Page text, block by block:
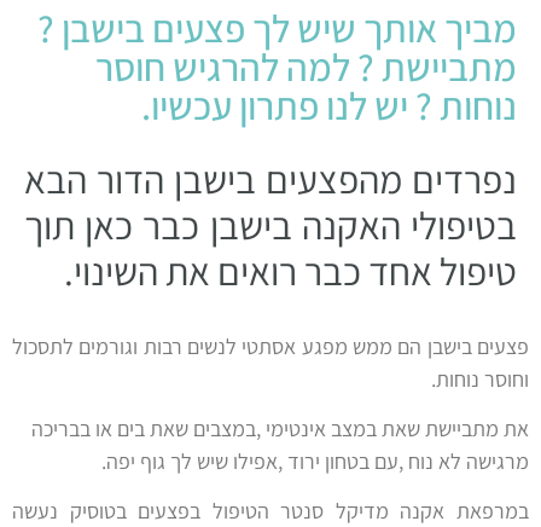
מביך אותך שיש לך פצעים בישבן ?
מתביישת ? למה להרגיש חוסר
נוחות ? יש לנו פתרון עכשיו.
נפרדים מהפצעים בישבן הדור הבא
בטיפולי האקנה בישבן כבר כאן תוך
טיפול אחד כבר רואים את השינוי.
פצעים בישבן הם ממש מפגע אסתטי לנשים רבות וגורמים לתסכול
וחוסר נוחות.
את מתביישת שאת במצב אינטימי ,במצבים שאת בים או בבריכה
מרגישה לא נוח ,עם בטחון ירוד ,אפילו שיש לך גוף יפה.
במרפאת אקנה מדיקל סנטר הטיפול בפצעים בטוסיק נעשה